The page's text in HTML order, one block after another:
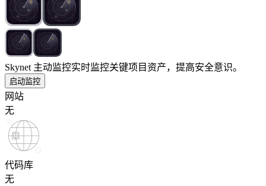
Skynet 主动监控实时监控关键项目资产，提高安全意识。
启动监控
网站
无
代码库
无